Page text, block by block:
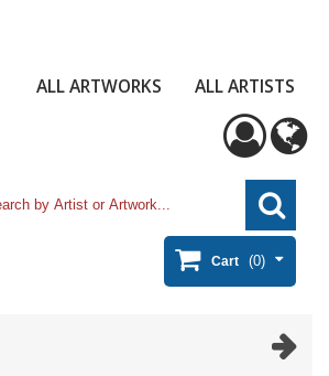
ALL ARTWORKS ALL ARTISTS
Cart (0)